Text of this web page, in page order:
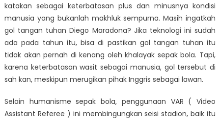
katakan sebagai keterbatasan plus dan minusnya kondisi
manusia yang bukanlah makhluk sempurna. Masih ingatkah
gol tangan tuhan Diego Maradona? Jika teknologi ini sudah
ada pada tahun itu, bisa di pastikan gol tangan tuhan itu
tidak akan pernah di kenang oleh khalayak sepak bola. Tapi,
karena keterbatasan wasit sebagai manusia, gol tersebut di
sah kan, meskipun merugikan pihak Inggris sebagai lawan.
Selain humanisme sepak bola, penggunaan VAR ( Video
Assistant Referee ) ini membingungkan seisi stadion, baik itu